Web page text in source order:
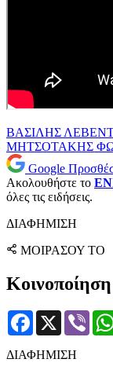
ΒΑΣΙΛΗΣ
ΜΗΤΣΟΤΑΚΗΣ
Google
Ακολουθήστε το
όλες τις ειδήσεις.
ΔΙΑΦΗΜΙΣΗ
ΜΟΙΡΑΣΟΥ ΤΟ
Facebook
X Viber
ΔΙΑΦΗΜΙΣΗ